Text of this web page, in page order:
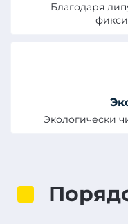
Благодаря
Экологически